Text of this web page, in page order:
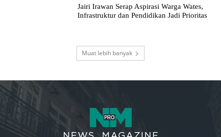
Jairi Irawan Serap Aspirasi Warga Wates,
Infrastruktur dan Pendidikan Jadi Prioritas
Muat lebih banyak